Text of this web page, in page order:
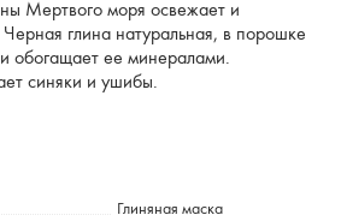
Мертвого моря освежает и
Черная глина натуральная, в порошке
обогащает ее минералами.
синяки и ушибы.
Глиняная маска